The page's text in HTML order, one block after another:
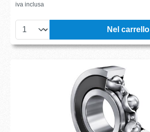
iva inclusa
Nel carrello